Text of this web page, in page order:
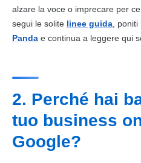
alzare la voce o imprecare per
segui le solite linee guida ,
Panda e continua a leggere qui
2. Perché hai
tuo business
Google?